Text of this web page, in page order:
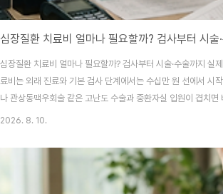
심장질환 치료비 얼마나 필요할까? 검사부터 시술·수술까지 실
료비는 외래 진료와 기본 검사 단계에서는 수십만 원 선에서 시
나 관상동맥우회술 같은 고난도 수술과 중환자실 입원이 겹치면
수백만 원에서 수천만 원까지 빠르게 불어납니다. 가슴이 뻐근해
구에서부터 비용 걱정이 머리를 스쳤어요. 막상 진료를 받고 나
서도 복잡한 비용 구조가 눈에 들어오더라고요. 심장질환 치료비
진단과 검사 단계의 비용 구조이상 증세로 병원을 찾으면 가장
2026. 8. 10.